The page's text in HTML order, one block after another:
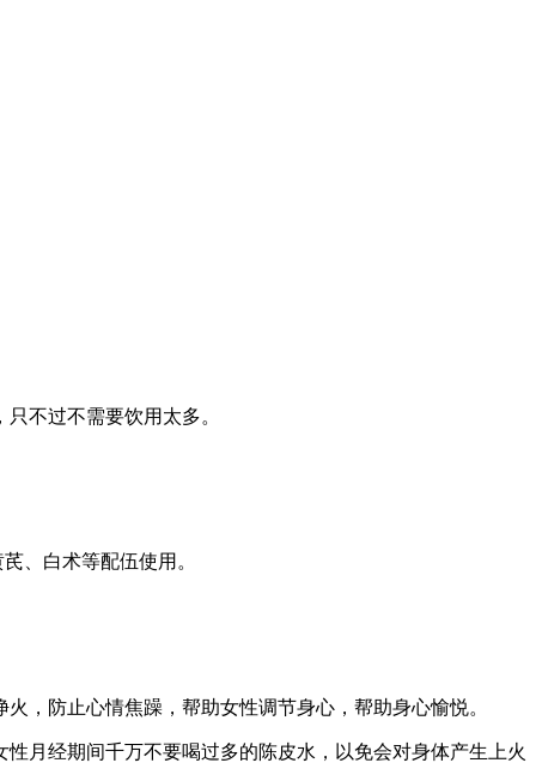
不过不需要饮用太多。
、白术等配伍使用。
，防止心情焦躁，帮助女性调节身心，帮助身心愉悦。
月经期间千万不要喝过多的陈皮水，以免会对身体产生上火